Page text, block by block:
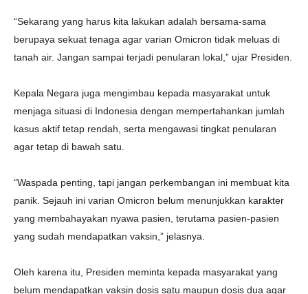
“Sekarang yang harus kita lakukan adalah bersama-sama
berupaya sekuat tenaga agar varian Omicron tidak meluas di
tanah air. Jangan sampai terjadi penularan lokal,” ujar Presiden.
Kepala Negara juga mengimbau kepada masyarakat untuk
menjaga situasi di Indonesia dengan mempertahankan jumlah
kasus aktif tetap rendah, serta mengawasi tingkat penularan
agar tetap di bawah satu.
“Waspada penting, tapi jangan perkembangan ini membuat kita
panik. Sejauh ini varian Omicron belum menunjukkan karakter
yang membahayakan nyawa pasien, terutama pasien-pasien
yang sudah mendapatkan vaksin,” jelasnya.
Oleh karena itu, Presiden meminta kepada masyarakat yang
belum mendapatkan vaksin dosis satu maupun dosis dua agar